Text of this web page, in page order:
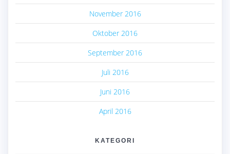
November 2016
Oktober 2016
September 2016
Juli 2016
Juni 2016
April 2016
KATEGORI